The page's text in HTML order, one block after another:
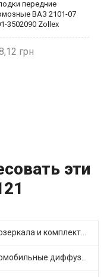
передние
ВАЗ 2101-07
3502090 Zollex
эти
Автозеркала и комплектующие (1)
Автомобильные диффузоры и вентиляторы (1)